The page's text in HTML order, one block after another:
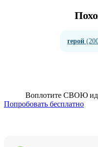
герой
Воплотите СВОЮ
Попробовать бесплатно